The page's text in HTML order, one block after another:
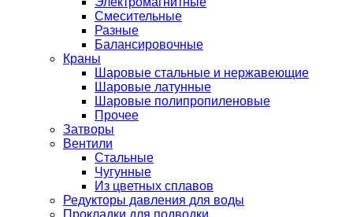
Смесительные
Разные
Балансировочные
Краны
Шаровые стальные и нержавеющие
Шаровые латунные
Шаровые полипропиленовые
Прочее
Затворы
Вентили
Стальные
Чугунные
Из цветных сплавов
Редукторы давления для воды